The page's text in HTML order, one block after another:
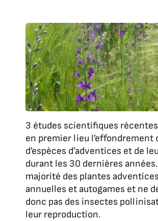
3 études scientifiques
en premier lieu l’effondrement
d’espèces d’adventices et de
durant les 30 dernières
majorité des plantes
annuelles et autogames et ne
donc pas des insectes
leur reproduction.